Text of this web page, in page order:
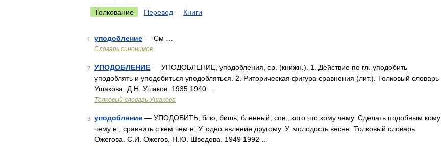
Толкование Перевод Книги
1 уподобление — См …
Словарь синонимов
2 УПОДОБЛЕНИЕ — УПОДОБЛЕНИЕ, уподобления, ср. (книжн.). 1. Действие по гл. уподобить
уподоблять и уподобиться уподобляться. 2. Риторическая фигура сравнения (лит.). Толковый словарь
Ушакова. Д.Н. Ушаков. 1935 1940 …
Толковый словарь Ушакова
3 уподобление — УПОДОБИТЬ, блю, бишь; бленный; сов., кого что кому чему. Сделать подобным кому
чему н.; сравнить с кем чем н. У. одно явление другому. У. молодость весне. Толковый словарь
Ожегова. С.И. Ожегов, Н.Ю. Шведова. 1949 1992 …